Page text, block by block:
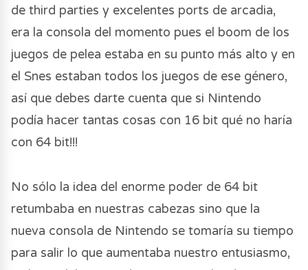
de third parties y excelentes ports de arcadia,
era la consola del momento pues el boom de los
juegos de pelea estaba en su punto más alto y en
el Snes estaban todos los juegos de ese género,
así que debes darte cuenta que si Nintendo
podía hacer tantas cosas con 16 bit qué no haría
con 64 bit!!!
No sólo la idea del enorme poder de 64 bit
retumbaba en nuestras cabezas sino que la
nueva consola de Nintendo se tomaría su tiempo
para salir lo que aumentaba nuestro entusiasmo,